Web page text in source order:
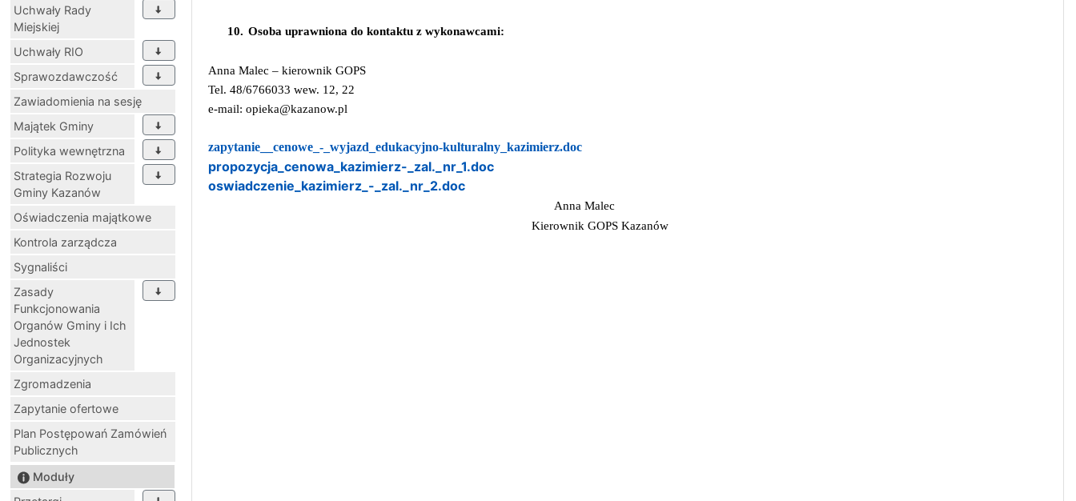
Uchwały Rady
Miejskiej
Uchwały RIO
Sprawozdawczość
Zawiadomienia na sesję
Majątek Gminy
Polityka wewnętrzna
Strategia Rozwoju
Gminy Kazanów
Oświadczenia majątkowe
Kontrola zarządcza
Sygnaliści
Zasady
Funkcjonowania
Organów Gminy i Ich
Jednostek
Organizacyjnych
Zgromadzenia
Zapytanie ofertowe
Plan Postępowań Zamówień
Publicznych
Moduły
10. Osoba uprawniona do kontaktu z wykonawcami:
Anna Malec – kierownik GOPS
Tel. 48/6766033 wew. 12, 22
e-mail: opieka@kazanow.pl
zapytanie__cenowe_-_wyjazd_edukacyjno-kulturalny_kazimierz.doc
propozycja_cenowa_kazimierz-_zal._nr_1.doc
oswiadczenie_kazimierz_-_zal._nr_2.doc
Anna Malec
Kierownik GOPS Kazanów